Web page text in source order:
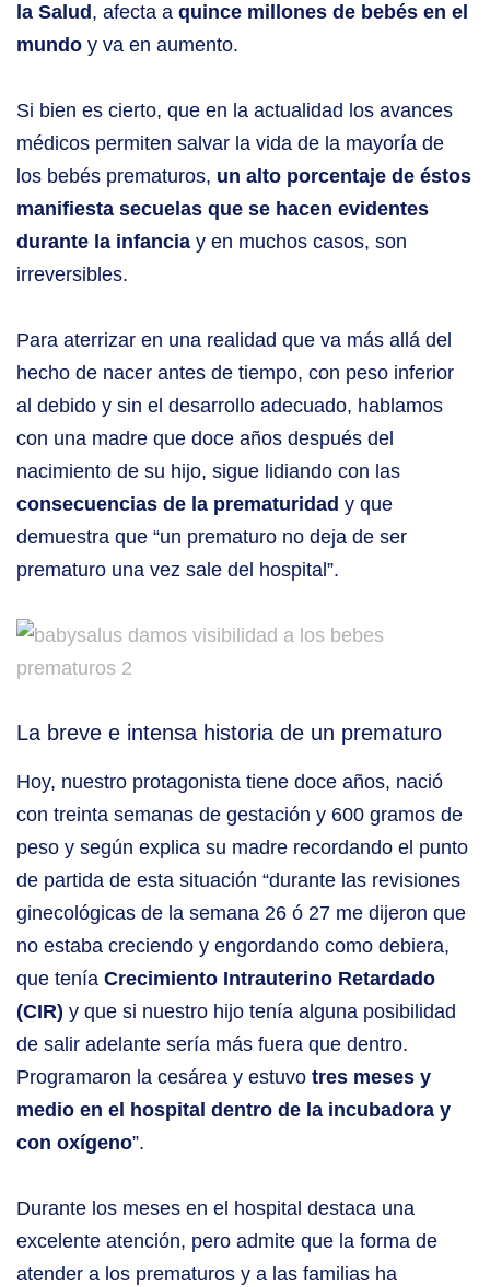
la Salud , afecta a quince millones de bebés en el
mundo y va en aumento.
Si bien es cierto, que en la actualidad los avances
médicos permiten salvar la vida de la mayoría de
los bebés prematuros, un alto porcentaje de éstos
manifiesta secuelas que se hacen evidentes
durante la infancia y en muchos casos, son
irreversibles.
Para aterrizar en una realidad que va más allá del
hecho de nacer antes de tiempo, con peso inferior
al debido y sin el desarrollo adecuado, hablamos
con una madre que doce años después del
nacimiento de su hijo, sigue lidiando con las
consecuencias de la prematuridad y que
demuestra que “un prematuro no deja de ser
prematuro una vez sale del hospital”.
La breve e intensa historia de un prematuro
Hoy, nuestro protagonista tiene doce años, nació
con treinta semanas de gestación y 600 gramos de
peso y según explica su madre recordando el punto
de partida de esta situación “durante las revisiones
ginecológicas de la semana 26 ó 27 me dijeron que
no estaba creciendo y engordando como debiera,
que tenía Crecimiento Intrauterino Retardado
(CIR) y que si nuestro hijo tenía alguna posibilidad
de salir adelante sería más fuera que dentro.
Programaron la cesárea y estuvo tres meses y
medio en el hospital dentro de la incubadora y
con oxígeno”.
Durante los meses en el hospital destaca una
excelente atención, pero admite que la forma de
atender a los prematuros y a las familias ha